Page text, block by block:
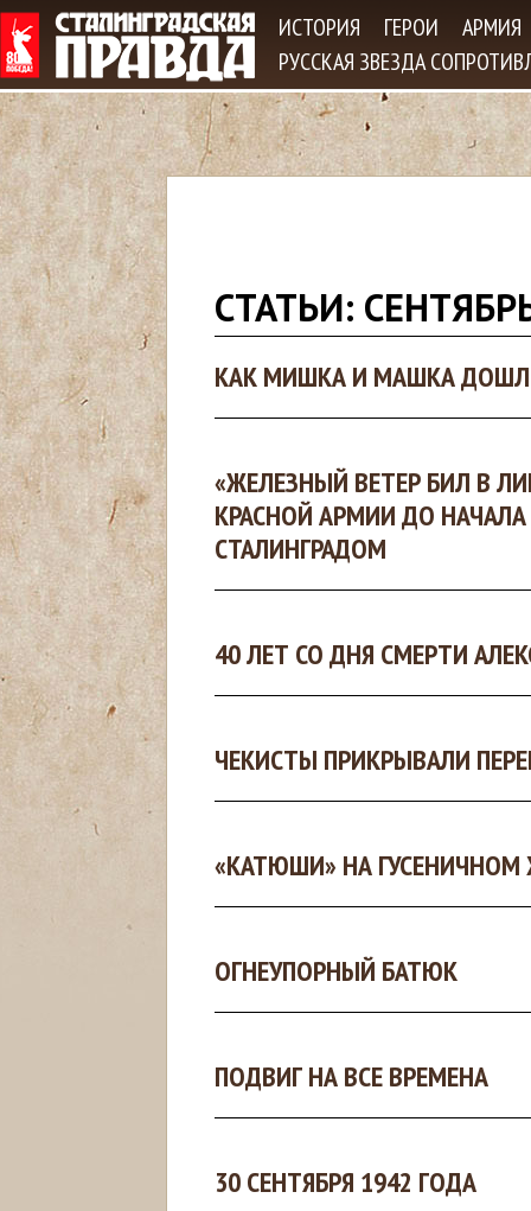
ИСТОРИЯ ГЕРОИ
АРМИЯ
РУССКАЯ ЗВЕЗДА
ы
з
е
с
СТАТЬИ:
КАК МИШКА И МАШКА
«ЖЕЛЕЗНЫЙ ВЕТЕР БИЛ В
КРАСНОЙ АРМИИ ДО
СТАЛИНГРАДОМ
40 ЛЕТ СО ДНЯ СМЕРТИ
ЧЕКИСТЫ ПРИКРЫВАЛИ
«КАТЮШИ» НА ГУСЕНИЧНОМ
ОГНЕУПОРНЫЙ БАТЮК
ПОДВИГ НА ВСЕ ВРЕМЕНА
30 СЕНТЯБРЯ 1942 ГОДА